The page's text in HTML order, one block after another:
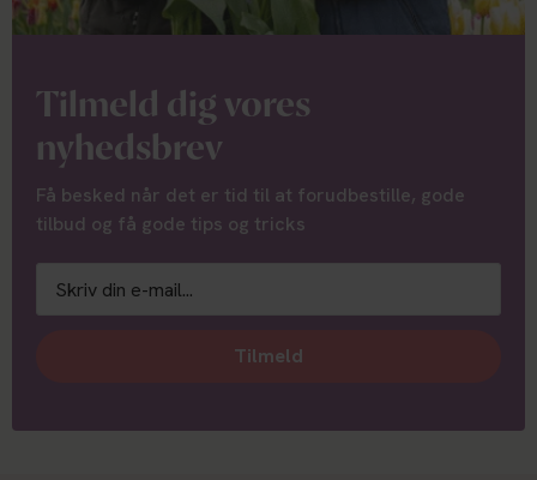
Tilmeld dig vores
nyhedsbrev
Få besked når det er tid til at forudbestille, gode
tilbud og få gode tips og tricks
Tilmeld